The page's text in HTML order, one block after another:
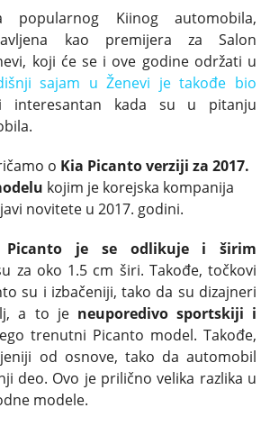
popularnog Kiinog automobila,
kao premijera za Salon
koji će se i ove godine održati u
sajam u Ženevi je takođe bio
interesantan kada su u pitanju
o Kia Picanto verziji za 2017.
kojim je korejska kompanija
novitete u 2017. godini.
Picanto je se odlikuje i širim
za oko 1.5 cm širi. Takođe, točkovi
su i izbačeniji, tako da su dizajneri
a to je neuporedivo sportskiji i
trenutni Picanto model. Takođe,
od osnove, tako da automobil
deo. Ovo je prilično velika razlika u
modele.